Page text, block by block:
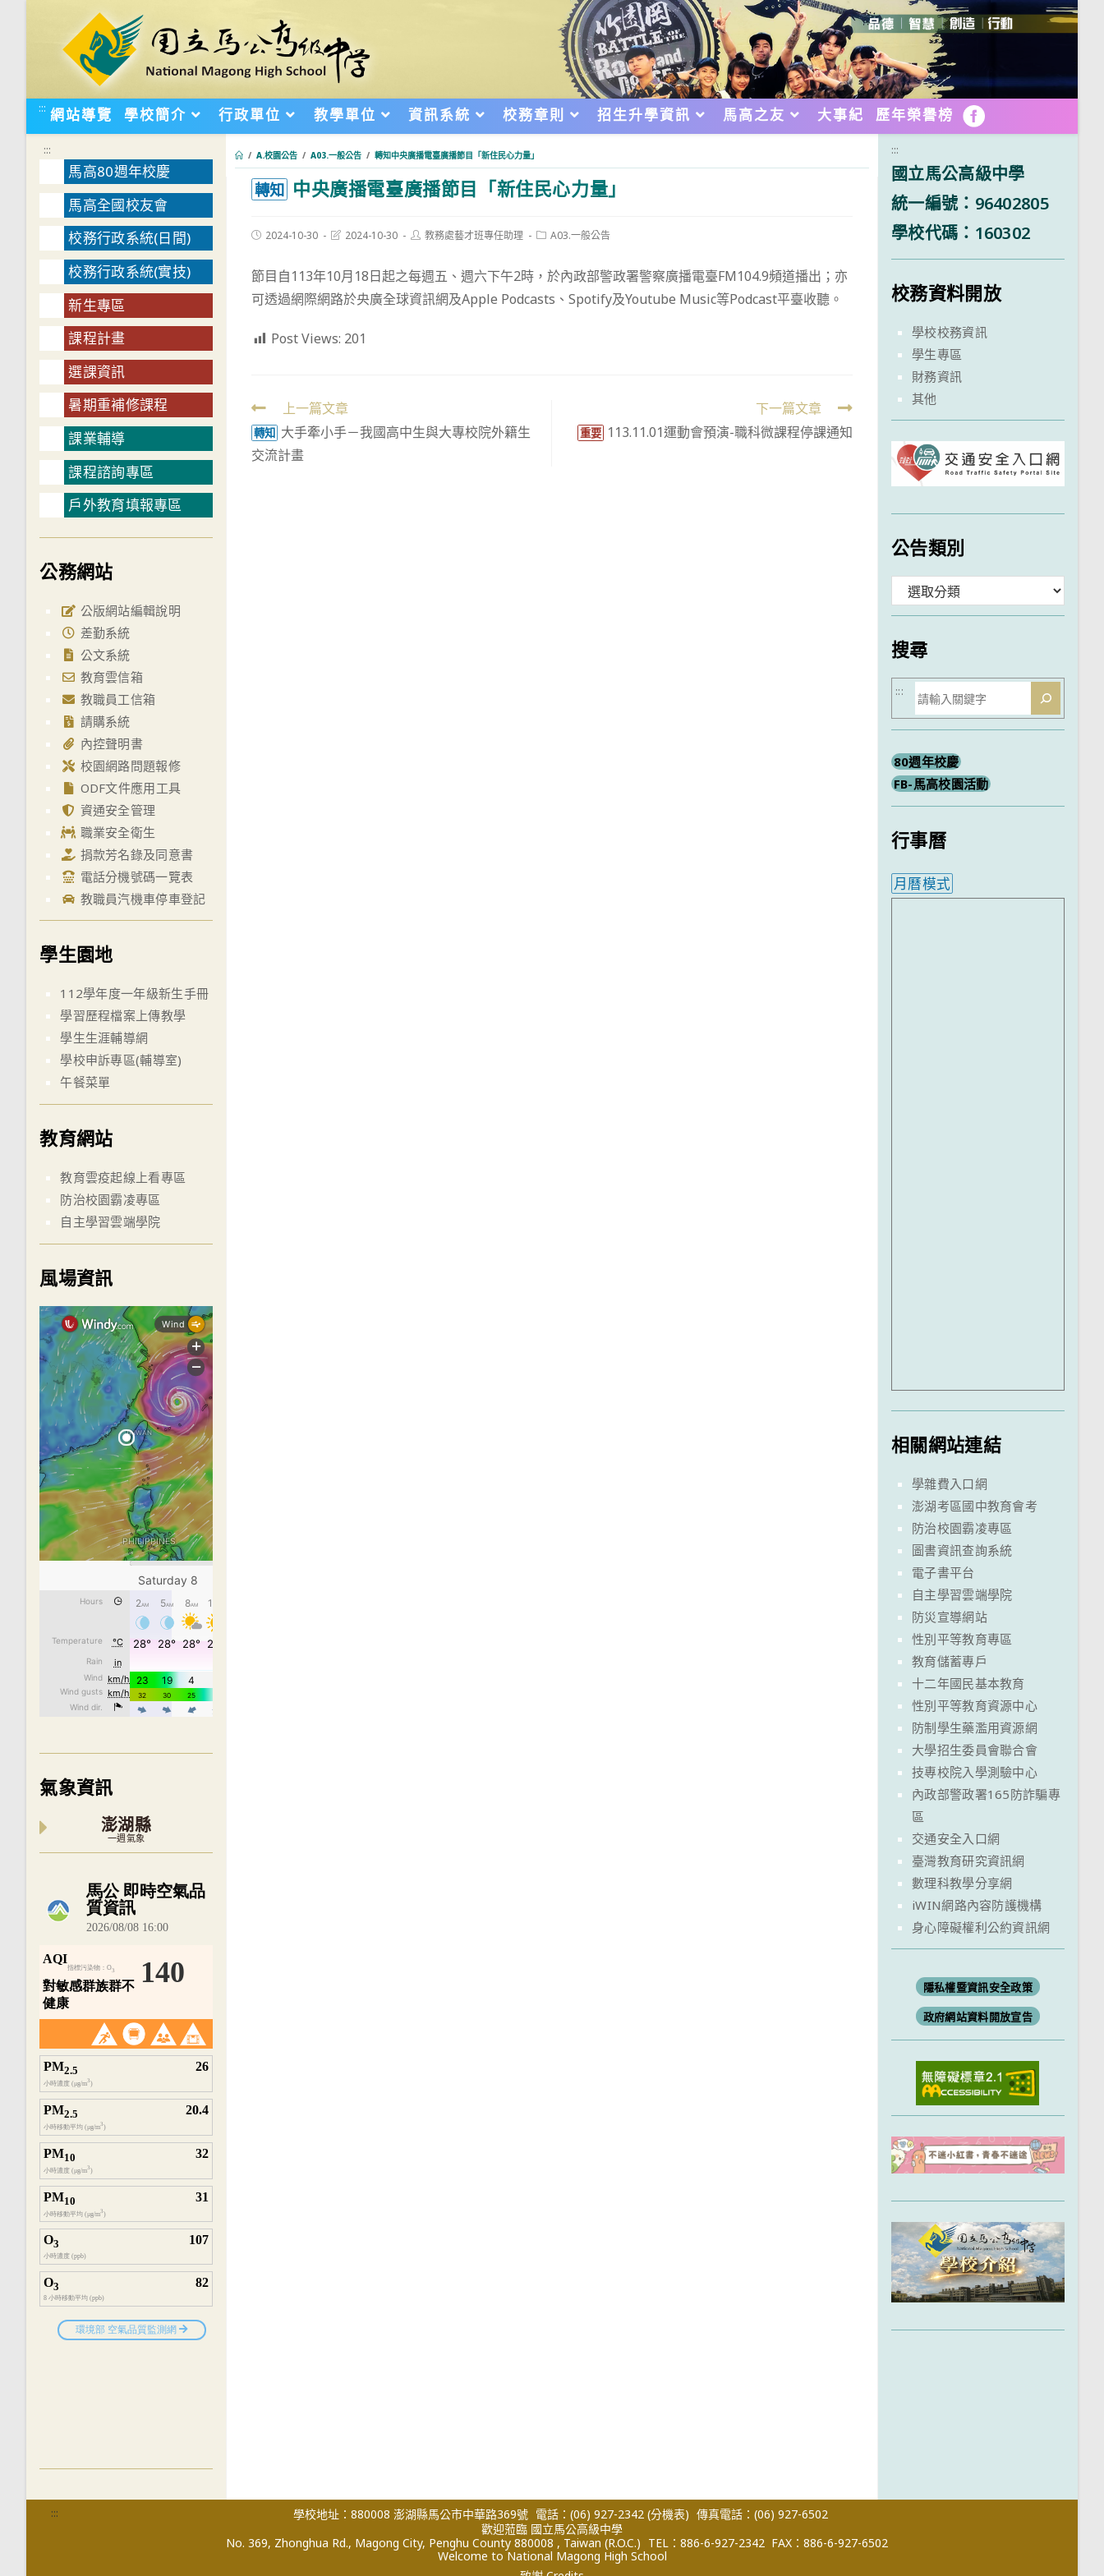
::: 網站導覽 學校簡介 行政單位 教學單位 資訊系統 校務章則 招生升學資訊 馬高之友 大事紀 歷年榮譽榜 FB
/ A.校園公告 / A03.一般公告 / 轉知中央廣播電臺廣播節目「新住民心力量」
轉知 中央廣播電臺廣播節目「新住民心力量」
Post2024-10-30
Post2024-10-30
Post教務處藝才班專任助理
PostA03.一般公告
節目自113年10月18日起之每週五、週六下午2時，於內政部警政署警察廣播電臺FM104.9頻道播出；亦
可透過網際網路於央廣全球資訊網及Apple Podcasts、Spotify及Youtube Music等Podcast平臺收聽。
Post Views: 201
Read
more
articles
上一篇文章
轉知 大手牽小手－我國高中生與大專校院外籍生
交流計畫
下一篇文章
重要 113.11.01運動會預演-職科微課程停課通知
:::
馬高80週年校慶
馬高全國校友會
校務行政系統(日間)
校務行政系統(實技)
新生專區
課程計畫
選課資訊
暑期重補修課程
課業輔導
課程諮詢專區
戶外教育填報專區
公務網站
公版網站編輯說明
差勤系統
公文系統
教育雲信箱
教職員工信箱
請購系統
內控聲明書
校園網路問題報修
ODF文件應用工具
資通安全管理
職業安全衛生
捐款芳名錄及同意書
電話分機號碼一覽表
教職員汽機車停車登記
學生園地
112學年度一年級新生手冊
學習歷程檔案上傳教學
學生生涯輔導網
學校申訴專區(輔導室)
午餐菜單
教育網站
教育雲疫起線上看專區
防治校園霸凌專區
自主學習雲端學院
風場資訊
氣象資訊
澎湖縣
一週氣象
內嵌空氣品質小工具為視覺預覽，完整即時空氣品質資料請開啟
:::
國立馬公高級中學
統一編號：96402805
學校代碼：160302
校務資料開放
學校校務資訊
學生專區
財務資訊
其他
公告類別
類
搜尋
搜
尋
:::
80週年校慶
FB-馬高校園活動
行事曆
月曆模式
相關網站連結
學雜費入口網
澎湖考區國中教育會考
防治校園霸凌專區
圖書資訊查詢系統
電子書平台
自主學習雲端學院
防災宣導網站
性別平等教育專區
教育儲蓄專戶
十二年國民基本教育
性別平等教育資源中心
防制學生藥濫用資源網
大學招生委員會聯合會
技專校院入學測驗中心
內政部警政署165防詐騙專
區
交通安全入口網
臺灣教育研究資訊網
數理科教學分享網
iWIN網路內容防護機構
身心障礙權利公約資訊網
隱私權暨資訊安全政策
政府網站資料開放宣告
::: 學校地址：880008 澎湖縣馬公市中華路369號 電話：(06) 927-2342 (分機表) 傳真電話：(06) 927-6502
歡迎蒞臨 國立馬公高級中學
No. 369, Zhonghua Rd., Magong City, Penghu County 880008 , Taiwan (R.O.C.) TEL：886-6-927-2342 FAX：886-6-927-6502
Welcome to National Magong High School